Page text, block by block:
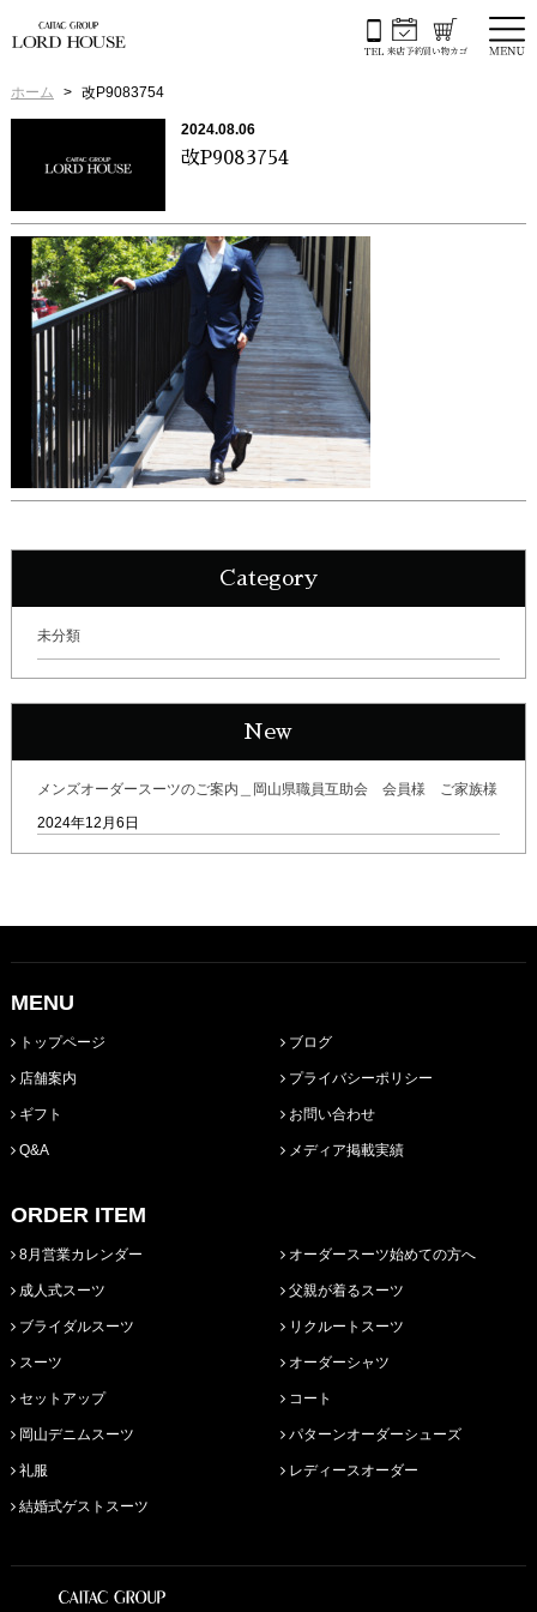
ホーム 改P9083754
2024.08.06
改P9083754
Category
未分類
New
メンズオーダースーツのご案内＿岡山県職員互助会 会員様 ご家族様
2024年12月6日
MENU
トップページ
店舗案内
ギフト
Q&A
ブログ
プライバシーポリシー
お問い合わせ
メディア掲載実績
ORDER ITEM
8月営業カレンダー
成人式スーツ
ブライダルスーツ
スーツ
セットアップ
岡山デニムスーツ
礼服
結婚式ゲストスーツ
オーダースーツ始めての方へ
父親が着るスーツ
リクルートスーツ
オーダーシャツ
コート
パターンオーダーシューズ
レディースオーダー